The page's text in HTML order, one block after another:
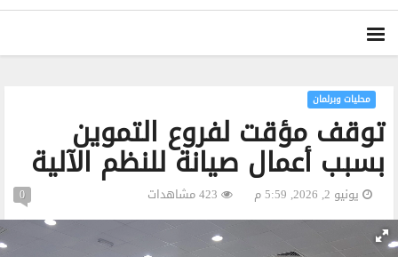
توقف مؤقت لفروع التموين
بسبب أعمال صيانة للنظم الآلية
محليات وبرلمان
يونيو 2, 2026, 5:59 م 0